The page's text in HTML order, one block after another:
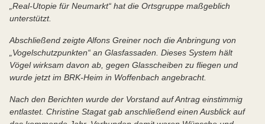
„Real-Utopie für Neumarkt“ hat die Ortsgruppe maßgeblich
unterstützt.
Abschließend zeigte Alfons Greiner noch die Anbringung von
„Vogelschutzpunkten“ an Glasfassaden. Dieses System hält
Vögel wirksam davon ab, gegen Glasscheiben zu fliegen und
wurde jetzt im BRK-Heim in Woffenbach angebracht.
Nach den Berichten wurde der Vorstand auf Antrag einstimmig
entlastet. Christine Stagat gab anschließend einen Ausblick auf